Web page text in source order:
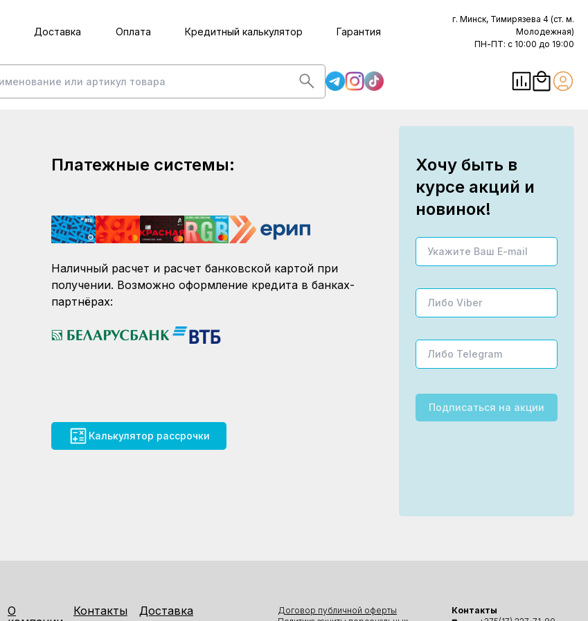
Доставка Оплата Кредитный калькулятор Гарантия
г. Минск, Тимирязева 4 (ст. м.
Молодежная)
ПН-ПТ: с 10:00 до 19:00
Платежные системы:
Наличный расчет и расчет банковской картой при
получении. Возможно оформление кредита в банках-
партнёрах:
Калькулятор рассрочки
Хочу быть в
курсе акций и
новинок!
Подписаться на акции
О
Контакты Доставка
Договор публичной оферты
Контакты